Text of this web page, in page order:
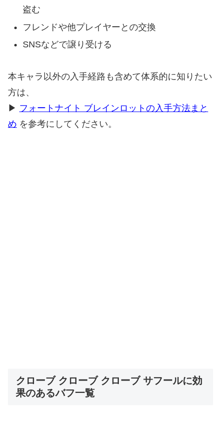
盗む
フレンドや他プレイヤーとの交換
SNSなどで譲り受ける
本キャラ以外の入手経路も含めて体系的に知りたい
方は、
▶ フォートナイト ブレインロットの入手方法まと
め を参考にしてください。
クローブ クローブ クローブ サフールに効
果のあるバフ一覧